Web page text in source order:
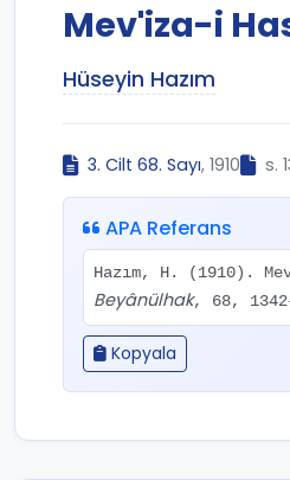
Mev'iza-i
Hüseyin Hazım
3. Cilt 68. Sayı, 1910 s.
APA Referans
Hazım, H. (1910).
Beyânülhak, 68,
Kopyala